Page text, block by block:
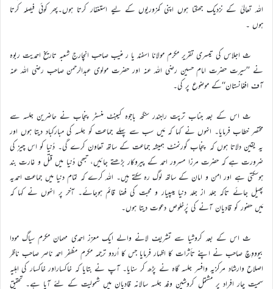
اللہ تعالیٰ کے نزدیک جھکتا ہوں اپنی کمزوریوں کے لیے استغفار کرتا ہوں۔پھر کوئی فیصلہ کرتا
ہوں ۔
ث اجلاس کی تیسری تقریر مکرم مولانا اسفند یا ر منیب صاحب انچارج شعبہ تاریخ احمدیت ربوہ
نے ’’سیرت حضرت امام حسین رضی اللہ عنہ اور حضرت مولوی عبدالرحمن صاحب رضی اللہ عنہ
آف افغانستان‘‘کے موضوع پر کی۔
ث اس کے بعد جناب ترپت راجندر سنگھ باجوہ کیبنٹ منسٹر پنجاب نے حاضرین جلسہ سے
مختصر خطاب فرمایا۔ انہوں نے کہا کہ مَیں سب سے پہلے جماعت کو جلسہ کی مبارکباد دیتا ہوں اور
یہ یقین دلاتا ہوں کہ پنجاب گورنمنٹ ہمیشہ جماعت کے ساتھ تعاون کرے گی۔ دُنیا کو اس چیز کی
ضرورت ہے کہ حضرت مرزا مسرور احمد کے پیروکار بڑھتے جائیں، تبھی دُنیا میں قتل و غارت بند
ہوسکتی ہے اور امن و امان کے ساتھ لوگ رہ سکتے ہیں۔ اللہ کرے کہ تمام دنیا میں جماعت احمدیہ
پھیل جائے تاکہ جلد از جلد دنیا میںپیار و محبت کی فضا قائم ہوجائے۔ آخر پر انہوں نے کہا کہ
مَیں حضور کو قادیان آنے کی پُرخلوص دعوت دیتا ہوں۔
ث اس کے بعد کروشیا سے تشریف لانے والے ایک معزز احمدی مہمان مکرم سیاگ مودا
بیوووِچ صاحب نے اپنے تأثرات کا اظہار فرمایا جس کا اُردو ترجمہ مکرم مظفر احمد ناصر صاحب ناظر
اصلاح وارشاد مرکزیہ وافسر جلسہ گاہ نے پڑھ کر سنایا۔ آپ نے بتایا کہ خاکساراور خاکسار کی اہلیہ
سمیت چار افراد پر مشتمل کروشین وفد جلسہ سالانہ قادیان میں شمولیت کے لئے آیا ہے۔ تحقیق